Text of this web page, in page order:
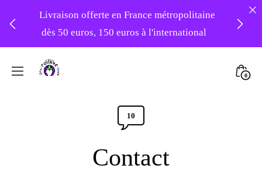
Livraison offerte en France métropolitaine
dès 50 euros, 150 euros à l'international
0
Comments
Toggle
10
Contact